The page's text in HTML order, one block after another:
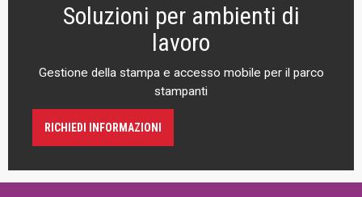
Soluzioni per ambienti di
lavoro
Gestione della stampa e accesso mobile per il parco
stampanti
RICHIEDI INFORMAZIONI